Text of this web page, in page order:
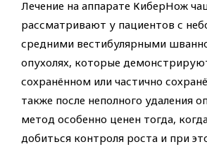
Лечение на аппарате КиберНож
рассматривают у пациентов с
средними вестибулярными
опухолях, которые
сохранённом или частично
также после неполного удаления
метод особенно ценен тогда,
добиться контроля роста и при